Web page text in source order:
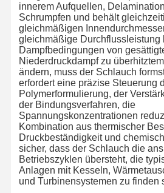
Heim Produkte
innerem Aufquellen,
Schrumpfen und behält
gleichmäßigen
gleichmäßige Durchflussleistung
Dampfbedingungen von
Niederdruckdampf zu
ändern, muss der Schlauch
erfordert eine präzise Steuerung
Polymerformulierung, der
der Bindungsverfahren, die
Spannungskonzentrationen
Kombination aus thermischer
Druckbeständigkeit und
sicher, dass der Schlauch die
Betriebszyklen übersteht, die
Anlagen mit Kesseln,
und Turbinensystemen zu finden